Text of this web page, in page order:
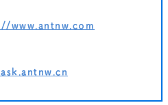
www.antnw.com